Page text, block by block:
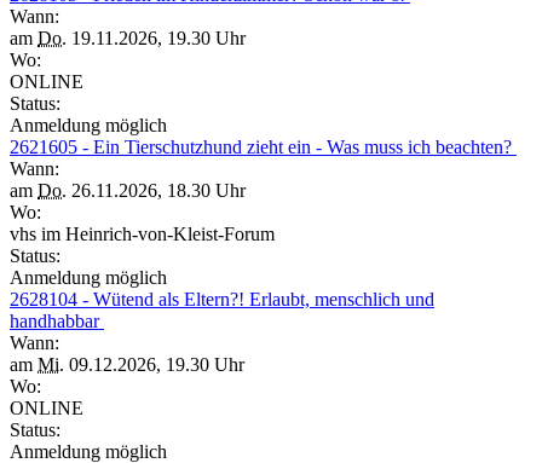
Wann:
am Do. 19.11.2026, 19.30 Uhr
Wo:
ONLINE
Status:
Anmeldung möglich
2621605 - Ein Tierschutzhund zieht ein - Was muss ich beachten?
Wann:
am Do. 26.11.2026, 18.30 Uhr
Wo:
vhs im Heinrich-von-Kleist-Forum
Status:
Anmeldung möglich
2628104 - Wütend als Eltern?! Erlaubt, menschlich und
handhabbar
Wann:
am Mi. 09.12.2026, 19.30 Uhr
Wo:
ONLINE
Status:
Anmeldung möglich